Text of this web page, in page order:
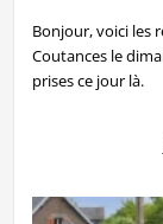
Bonjour, voici les
Coutances le
prises ce jour là.